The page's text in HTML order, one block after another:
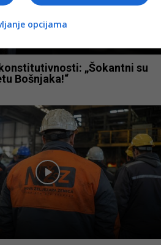
„Šokantni su
Bošnjaka!“
opcijama